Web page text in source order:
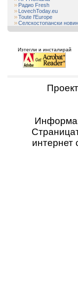
Радио Fresh
LovechToday.eu
Toute l'Europe
Селскостопански
Изтегли и инсталирай
интернет